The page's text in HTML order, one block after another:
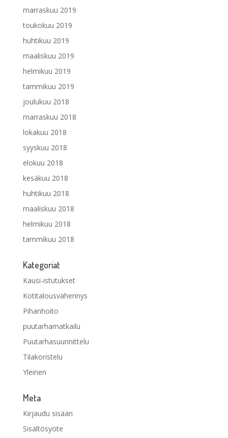
marraskuu 2019
toukokuu 2019
huhtikuu 2019
maaliskuu 2019
helmikuu 2019
tammikuu 2019
joulukuu 2018
marraskuu 2018
lokakuu 2018
syyskuu 2018
elokuu 2018
kesäkuu 2018
huhtikuu 2018
maaliskuu 2018
helmikuu 2018
tammikuu 2018
Kategoriat
Kausi-istutukset
Kotitalousvähennys
Pihanhoito
puutarhamatkailu
Puutarhasuunnittelu
Tilakoristelu
Yleinen
Meta
Kirjaudu sisään
Sisältösyöte